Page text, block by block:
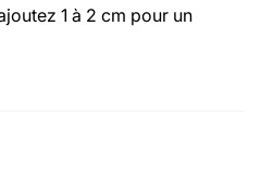
1 à 2 cm pour un